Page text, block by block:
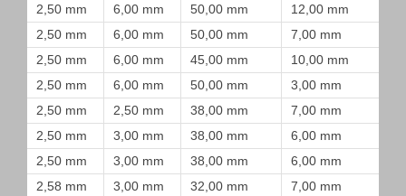
2,50 mm
6,00 mm 50,00 mm
12,00 mm
2,50 mm
6,00 mm 50,00 mm
7,00 mm
2,50 mm
6,00 mm 45,00 mm
10,00 mm
2,50 mm
6,00 mm 50,00 mm
3,00 mm
2,50 mm
2,50 mm 38,00 mm
7,00 mm
2,50 mm
3,00 mm 38,00 mm
6,00 mm
2,50 mm
3,00 mm 38,00 mm
6,00 mm
2,58 mm
3,00 mm 32,00 mm
7,00 mm